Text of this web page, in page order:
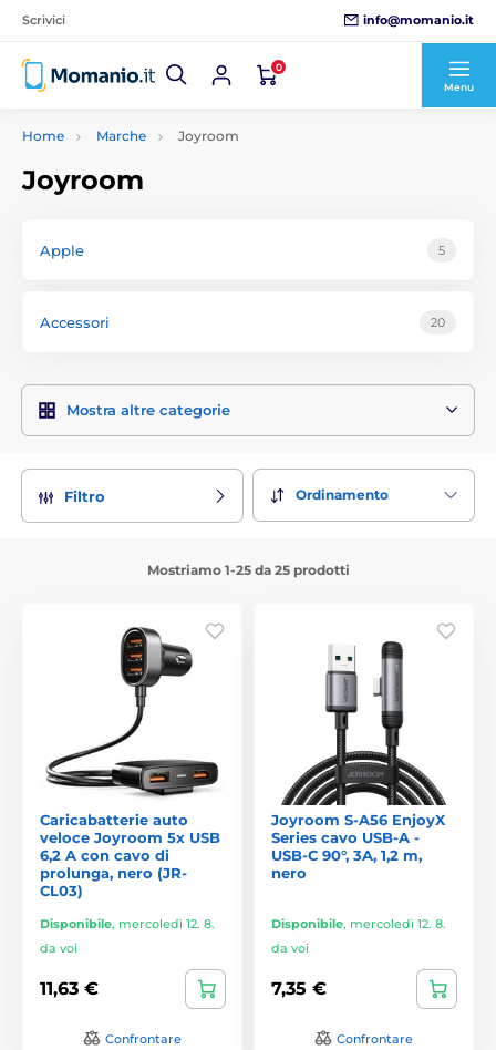
Scrivici info@momanio.it
0
Menu
Home Marche Joyroom
Joyroom
Apple 5
Accessori 20
Mostra altre categorie
Filtro Ordinamento
Mostriamo 1-25 da 25 prodotti
Caricabatterie auto
veloce Joyroom 5x USB
6,2 A con cavo di
prolunga, nero (JR-
CL03)
Disponibile, mercoledì 12. 8.
da voi
11,63 €
Confrontare
Joyroom S-A56 EnjoyX
Series cavo USB-A -
USB-C 90°, 3A, 1,2 m,
nero
Disponibile, mercoledì 12. 8.
da voi
7,35 €
Confrontare